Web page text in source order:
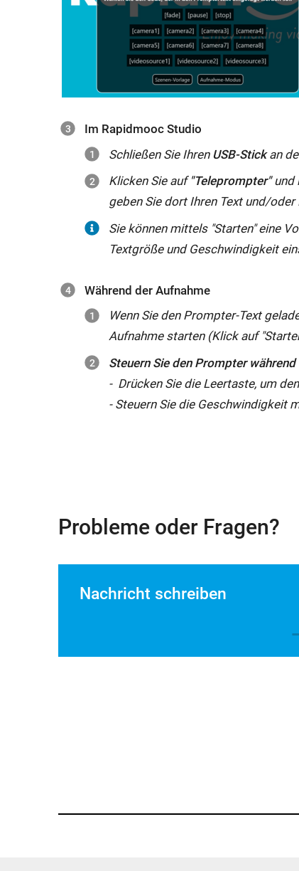
Im Rapidmooc Studio
Schließen Sie Ihren USB-Stickan
Klicken Sie auf "Teleprompter"und
geben Sie dort Ihren Text und/
Sie können mittels "Starten" eine
Textgröße und Geschwindigkeit
Während der Aufnahme
Wenn Sie den Prompter-Text
Aufnahme starten (Klick auf
Steuern Sie den Prompter
- Drücken Sie die Leertaste, um
- Steuern Sie die Geschwindigkeit
Probleme oder Fragen?
Nachricht schreiben